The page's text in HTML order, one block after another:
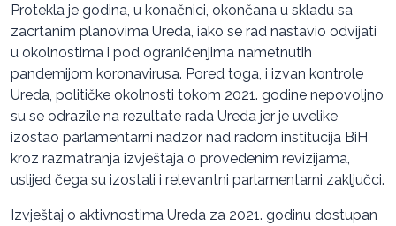
Protekla je godina, u konačnici, okončana u skladu sa
zacrtanim planovima Ureda, iako se rad nastavio odvijati
u okolnostima i pod ograničenjima nametnutih
pandemijom koronavirusa. Pored toga, i izvan kontrole
Ureda, političke okolnosti tokom 2021. godine nepovoljno
su se odrazile na rezultate rada Ureda jer je uvelike
izostao parlamentarni nadzor nad radom institucija BiH
kroz razmatranja izvještaja o provedenim revizijama,
uslijed čega su izostali i relevantni parlamentarni zaključci.
Izvještaj o aktivnostima Ureda za 2021. godinu dostupan